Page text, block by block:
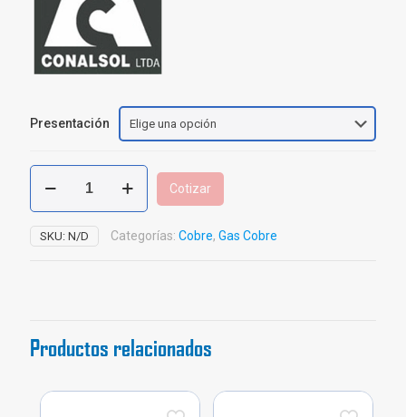
Presentación
Soldadura
Estaño
Sn50-
Pb50
cantidad
Cotizar
SKU: N/D Categorías: Cobre, Gas Cobre
Productos relacionados